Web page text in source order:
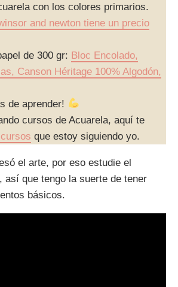
con los colores primarios.
and newton tiene un precio
de 300 gr: Bloc Encolado,
Canson Héritage 100% Algodón,
de aprender!
cursos de Acuarela, aquí te
que estoy siguiendo yo.
el arte, por eso estudie el
así que tengo la suerte de tener
básicos.